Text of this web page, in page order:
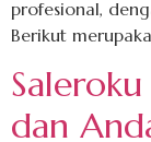
profesional,
Berikut
dan